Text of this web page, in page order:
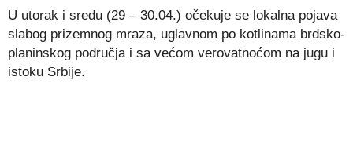
U utorak i sredu (29 – 30.04.) očekuje se lokalna pojava
slabog prizemnog mraza, uglavnom po kotlinama brdsko-
planinskog područja i sa većom verovatnoćom na jugu i
istoku Srbije.